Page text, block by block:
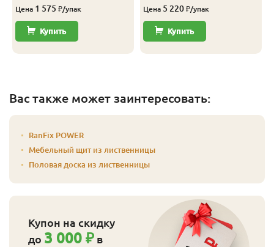
Цена 1 575 ₽/упак
Купить
Цена 5 220 ₽/упак
Купить
Вас также может заинтересовать:
RanFix POWER
Мебельный щит из лиственницы
Половая доска из лиственницы
Купон на скидку
до 3 000 ₽ в